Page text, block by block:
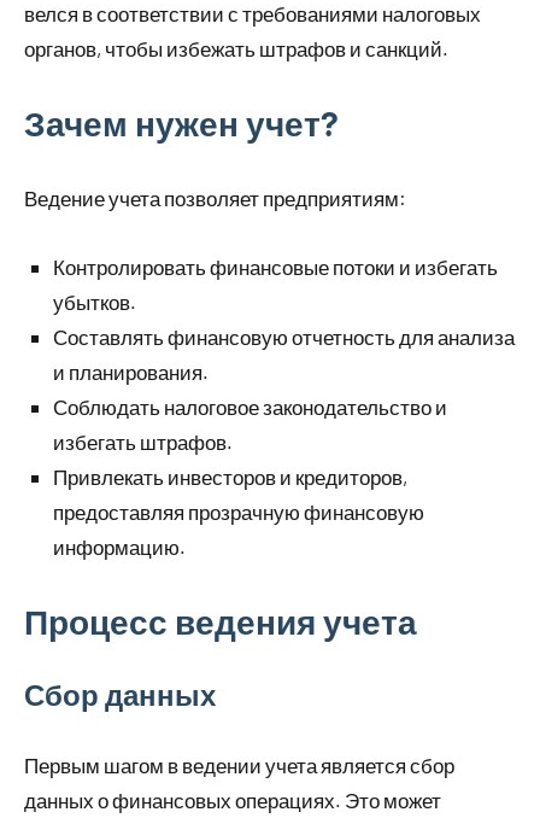
велся в соответствии с требованиями налоговых
органов, чтобы избежать штрафов и санкций.
Зачем нужен учет?
Ведение учета позволяет предприятиям:
Контролировать финансовые потоки и избегать
убытков.
Составлять финансовую отчетность для анализа
и планирования.
Соблюдать налоговое законодательство и
избегать штрафов.
Привлекать инвесторов и кредиторов,
предоставляя прозрачную финансовую
информацию.
Процесс ведения учета
Сбор данных
Первым шагом в ведении учета является сбор
данных о финансовых операциях. Это может